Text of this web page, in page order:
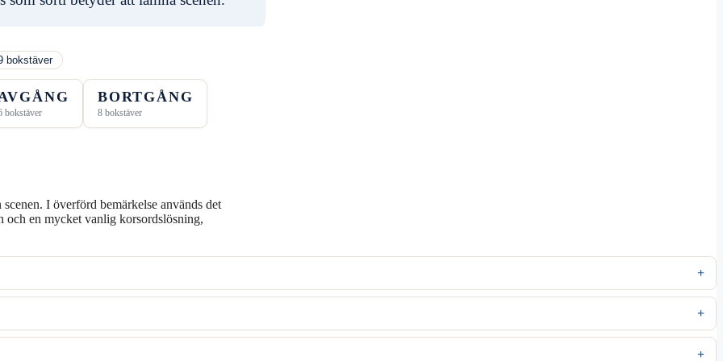
bokstäver
bokstäver
BORTGÅNG
8 bokstäver
I överförd bemärkelse används det
och en mycket vanlig korsordslösning,